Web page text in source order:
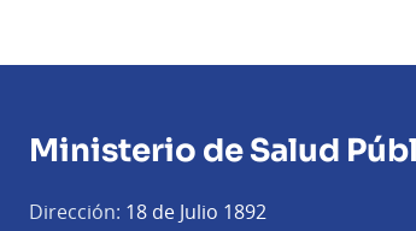
Ministerio de Salud
Dirección: 18 de Julio 1892